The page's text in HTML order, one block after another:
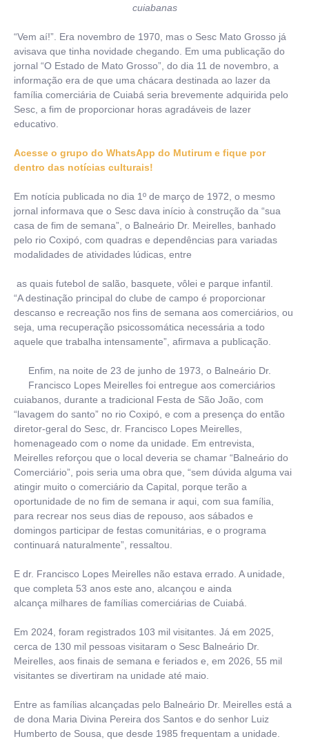
cuiabanas
“Vem aí!”. Era novembro de 1970, mas o Sesc Mato Grosso já
avisava que tinha novidade chegando. Em uma publicação do
jornal “O Estado de Mato Grosso”, do dia 11 de novembro, a
informação era de que uma chácara destinada ao lazer da
família comerciária de Cuiabá seria brevemente adquirida pelo
Sesc, a fim de proporcionar horas agradáveis de lazer
educativo.
Acesse o grupo do WhatsApp do Mutirum e fique por
dentro das notícias culturais!
Em notícia publicada no dia 1º de março de 1972, o mesmo
jornal informava que o Sesc dava início à construção da “sua
casa de fim de semana”, o Balneário Dr. Meirelles, banhado
pelo rio Coxipó, com quadras e dependências para variadas
modalidades de atividades lúdicas, entre
as quais futebol de salão, basquete, vôlei e parque infantil.
“A destinação principal do clube de campo é proporcionar
descanso e recreação nos fins de semana aos comerciários, ou
seja, uma recuperação psicossomática necessária a todo
aquele que trabalha intensamente”, afirmava a publicação.
Enfim, na noite de 23 de junho de 1973, o Balneário Dr.
Francisco Lopes Meirelles foi entregue aos comerciários
cuiabanos, durante a tradicional Festa de São João, com
“lavagem do santo” no rio Coxipó, e com a presença do então
diretor-geral do Sesc, dr. Francisco Lopes Meirelles,
homenageado com o nome da unidade. Em entrevista,
Meirelles reforçou que o local deveria se chamar “Balneário do
Comerciário”, pois seria uma obra que, “sem dúvida alguma vai
atingir muito o comerciário da Capital, porque terão a
oportunidade de no fim de semana ir aqui, com sua família,
para recrear nos seus dias de repouso, aos sábados e
domingos participar de festas comunitárias, e o programa
continuará naturalmente”, ressaltou.
E dr. Francisco Lopes Meirelles não estava errado. A unidade,
que completa 53 anos este ano, alcançou e ainda
alcança milhares de famílias comerciárias de Cuiabá.
Em 2024, foram registrados 103 mil visitantes. Já em 2025,
cerca de 130 mil pessoas visitaram o Sesc Balneário Dr.
Meirelles, aos finais de semana e feriados e, em 2026, 55 mil
visitantes se divertiram na unidade até maio.
Entre as famílias alcançadas pelo Balneário Dr. Meirelles está a
de dona Maria Divina Pereira dos Santos e do senhor Luiz
Humberto de Sousa, que desde 1985 frequentam a unidade.